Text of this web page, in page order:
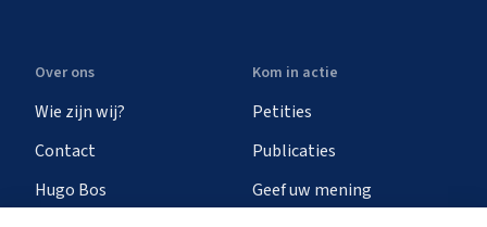
Over ons
Wie zijn wij?
Contact
Hugo Bos
Kom in actie
Petities
Publicaties
Geef uw mening